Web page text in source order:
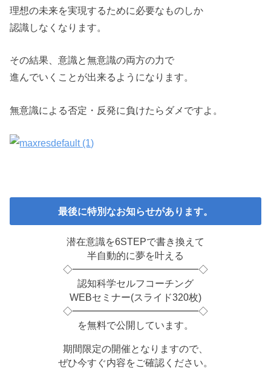
理想の未来を実現するために必要なものしか
認識しなくなります。
その結果、意識と無意識の両方の力で
進んでいくことが出来るようになります。
無意識による否定・反発に負けたらダメですよ。
最後に特別なお知らせがあります。
潜在意識を6STEPで書き換えて
半自動的に夢を叶える
◇━━━━━━━━━━━━━◇
認知科学セルフコーチング
WEBセミナー(スライド320枚)
◇━━━━━━━━━━━━━◇
を無料で公開しています。
期間限定の開催となりますので、
ぜひ今すぐ内容をご確認ください。